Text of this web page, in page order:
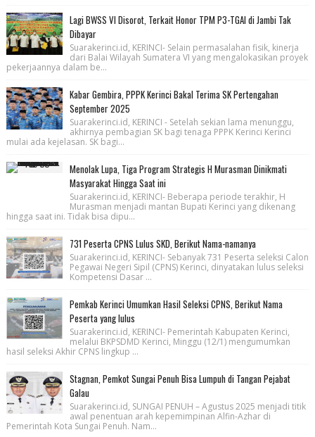
Lagi BWSS VI Disorot, Terkait Honor TPM P3-TGAI di Jambi Tak
Dibayar
Suarakerinci.id, KERINCI- Selain permasalahan fisik, kinerja
dari Balai Wilayah Sumatera VI yang mengalokasikan proyek
pekerjaannya dalam be...
Kabar Gembira, PPPK Kerinci Bakal Terima SK Pertengahan
September 2025
Suarakerinci.id, KERINCI - Setelah sekian lama menunggu,
akhirnya pembagian SK bagi tenaga PPPK Kerinci Kerinci
mulai ada kejelasan. SK bagi...
Menolak Lupa, Tiga Program Strategis H Murasman Dinikmati
Masyarakat Hingga Saat ini
Suarakerinci.id, KERINCI- Beberapa periode terakhir, H
Murasman menjadi mantan Bupati Kerinci yang dikenang
hingga saat ini. Tidak bisa dipu...
731 Peserta CPNS Lulus SKD, Berikut Nama-namanya
Suarakerinci.id, KERINCI- Sebanyak 731 Peserta seleksi Calon
Pegawai Negeri Sipil (CPNS) Kerinci, dinyatakan lulus seleksi
Kompetensi Dasar ...
Pemkab Kerinci Umumkan Hasil Seleksi CPNS, Berikut Nama
Peserta yang lulus
Suarakerinci.id, KERINCI- Pemerintah Kabupaten Kerinci,
melalui BKPSDMD Kerinci, Minggu (12/1) mengumumkan
hasil seleksi Akhir CPNS lingkup ...
Stagnan, Pemkot Sungai Penuh Bisa Lumpuh di Tangan Pejabat
Galau
Suarakerinci.id, SUNGAI PENUH – Agustus 2025 menjadi titik
awal penentuan arah kepemimpinan Alfin-Azhar di
Pemerintah Kota Sungai Penuh. Nam...